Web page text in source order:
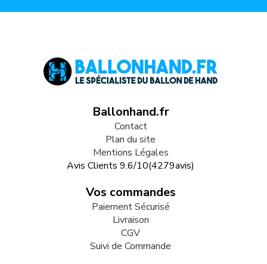
Ballonhand.fr
Contact
Plan du site
Mentions Légales
Avis Clients 9.6/10(4279avis)
Vos commandes
Paiement Sécurisé
Livraison
CGV
Suivi de Commande